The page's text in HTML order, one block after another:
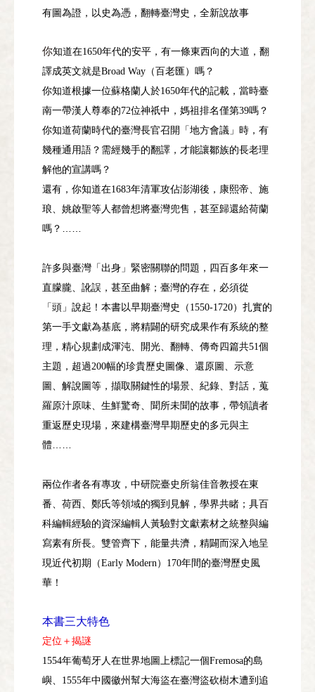
有圖為證，以史為憑，翻轉臺灣史，全新說故事
你知道在1650年代的安平，有一條東西向的大道，翻
譯成英文就是Broad Way （百老匯）嗎？
你知道根據一位蘇格蘭人於1650年代的記載，當時臺
南一帶漢人尊奉的72位神祇中，媽祖排名僅第39嗎？
你知道荷蘭時代的臺灣長官召開「地方會議」時，有
幾種通用語？需經幾手的翻譯，才能讓鄒族的長老理
解他的宣講嗎？
還有，你知道在1683年清軍攻佔澎湖後，康熙帝、施
琅、姚啟聖等人都曾想將臺灣兜售，甚至歸還給荷蘭
嗎？……
許多與臺灣「出身」緊密關聯的問題，四百多年來一
直朦朧、訛誤，甚至曲解；臺灣的存在，必須從
「頭」說起！本書以早期臺灣史（ 1550-1720）扎實的
第一手文獻為基底，將精闢的研究成果作有系統的整
理，精心規劃成渾沌、開光、翻轉、傳奇四篇共51個
主題，超過200幅的珍貴歷史圖像、還原圖、示意
圖、解說圖等，擷取關鍵性的場景、紀錄、對話，蒐
羅原汁原味、生鮮驚奇、聞所未聞的故事，帶領讀者
重返歷史現場，來建構臺灣早期歷史的多元與主
體……
兩位作者各有專攻，中研院臺史所翁佳音教授在東
番、荷西、鄭氏等領域的獨到見解，學界共睹；具百
科編輯經驗的資深編輯人黃驗對文獻素材之統整與編
寫素有所長。雙管齊下，能量共濟，精闢而深入地呈
現近代初期（Early Modern） 170年間的臺灣歷史風
華！
本書三大特色
定位＋揭謎
1554年葡萄牙人在世界地圖上標記一個Fremosa的島
嶼、 1555年中國徽州幫大海盜在臺灣盜砍樹木遭到追